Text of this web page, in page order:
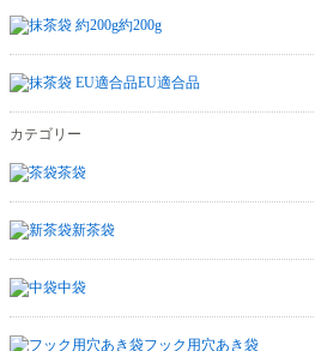
約200g
EU適合品
カテゴリー
茶袋
新茶袋
中袋
フック用穴あき袋